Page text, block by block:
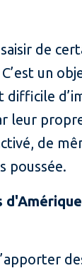
de
un
leur
de
poussée.